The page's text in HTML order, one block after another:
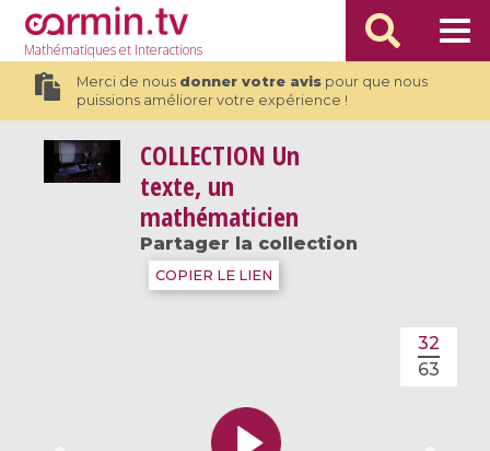
Mathématiqueset Interactions
Merci de nous donner votre avispour que nous
puissions améliorer votre expérience !
COLLECTION Un
texte, un
mathématicien
Partager la collection
COPIER LE LIEN
32
63